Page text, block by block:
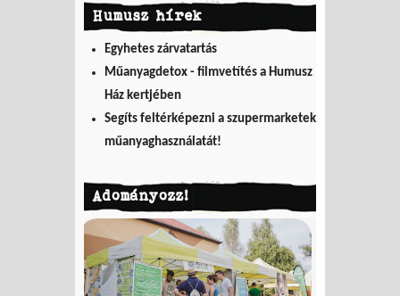
Humusz hírek
Egyhetes zárvatartás
Műanyagdetox - filmvetítés a Humusz
Ház kertjében
Segíts feltérképezni a szupermarketek
műanyaghasználatát!
Adományozz!